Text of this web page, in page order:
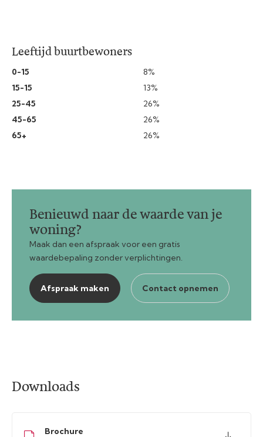
Leeftijd buurtbewoners
0-15
8%
15-15
13%
25-45
26%
45-65
26%
65+
26%
Benieuwd naar de waarde van je
woning?
Maak dan een afspraak voor een gratis
waardebepaling zonder verplichtingen.
Afspraak maken Contact opnemen
Downloads
Brochure